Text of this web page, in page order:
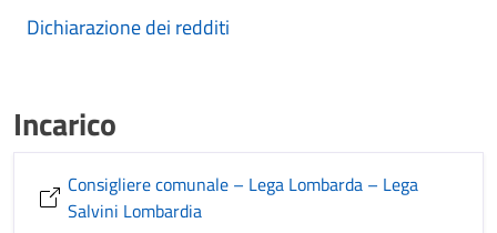
Dichiarazione dei redditi
Incarico
Consigliere comunale – Lega Lombarda – Lega
Salvini Lombardia